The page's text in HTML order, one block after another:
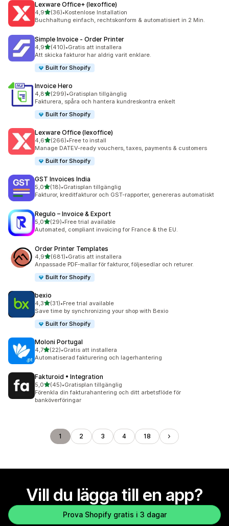
Lexware Office+ (lexoffice)
4,9av 5 stjärnor
(36)
36 recensioner totalt
•Kostenlose Installation
Buchhaltung einfach, rechtskonform & automatisiert in 2 Min.
Simple Invoice ‑ Order Printer
4,9av 5 stjärnor
(410)
410 recensioner totalt
•Gratis att installera
Att skicka fakturor har aldrig varit enklare.
Built for Shopify
Invoice Hero
4,8av 5 stjärnor
(299)
299 recensioner totalt
•Gratisplan tillgänglig
Fakturera, spåra och hantera kundreskontra enkelt
Built for Shopify
Lexware Office (lexoffice)
4,6av 5 stjärnor
(266)
266 recensioner totalt
•Free to install
Manage DATEV-ready vouchers, taxes, payments & customers
Built for Shopify
GST Invoices India
5,0av 5 stjärnor
(18)
18 recensioner totalt
•Gratisplan tillgänglig
Fakturor, kreditfakturor och GST-rapporter, genereras automatiskt
Regulo – Invoice & Export
5,0av 5 stjärnor
(29)
29 recensioner totalt
•Free trial available
Automated, compliant invoicing for France & the EU.
Order Printer Templates
4,9av 5 stjärnor
(681)
681 recensioner totalt
•Gratis att installera
Anpassade PDF-mallar för fakturor, följesedlar och returer.
Built for Shopify
bexio
4,3av 5 stjärnor
(31)
31 recensioner totalt
•Free trial available
Save time by synchronizing your shop with Bexio
Built for Shopify
Moloni Portugal
4,7av 5 stjärnor
(22)
22 recensioner totalt
•Gratis att installera
Automatiserad fakturering och lagerhantering
Fakturoid • Integration
5,0av 5 stjärnor
(45)
45 recensioner totalt
•Gratisplan tillgänglig
Förenkla din fakturahantering och ditt arbetsflöde för
banköverföringar
1 2 3 4 18
Vill du lägga till en app?
Prova Shopify gratis i 3 dagar